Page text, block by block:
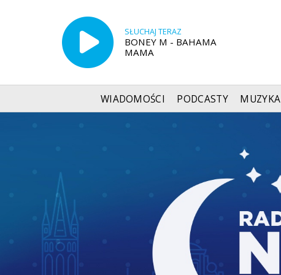
SŁUCHAJ TERAZ
BONEY M - BAHAMA
MAMA
WIADOMOŚCI PODCASTY MUZYKA